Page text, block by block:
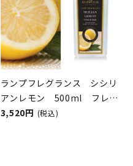
ランプフレグランス シシリ
アンレモン 500ml フレグ
ランスランプ用オイル
3,520円 (税込)